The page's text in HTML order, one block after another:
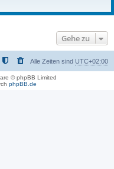
Gehe zu
Alle Zeiten sind UTC+02:00
© phpBB Limited
phpBB.de